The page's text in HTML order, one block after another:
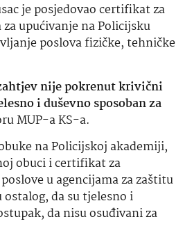
je posjedovao certifikat za
upućivanje na Policijsku
poslova fizičke, tehničke
nije pokrenut krivični
i duševno sposoban za
MUP-a KS-a.
na Policijskoj akademiji,
obuci i certifikat za
u agencijama za zaštitu
da su tjelesno i
da nisu osuđivani za